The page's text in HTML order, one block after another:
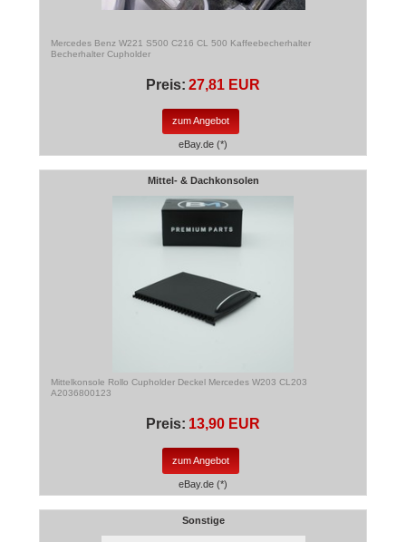
Mercedes Benz W221 S500 C216 CL 500 Kaffeebecherhalter
Becherhalter Cupholder
Preis: 27,81 EUR
zum Angebot
eBay.de (*)
Mittel- & Dachkonsolen
Mittelkonsole Rollo Cupholder Deckel Mercedes W203 CL203
A2036800123
Preis: 13,90 EUR
zum Angebot
eBay.de (*)
Sonstige